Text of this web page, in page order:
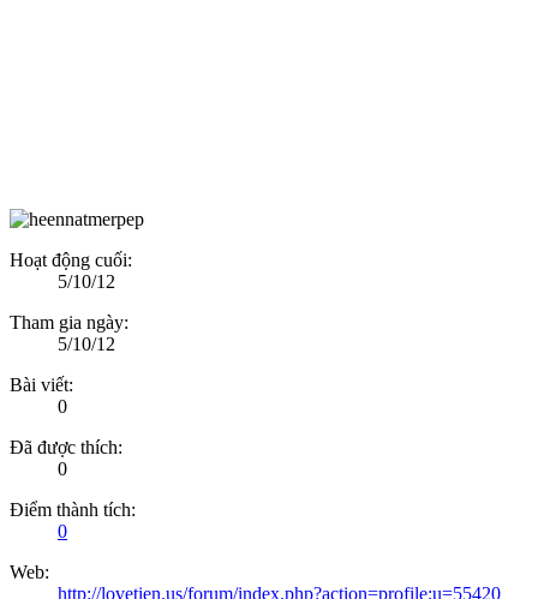
Hoạt động cuối:
5/10/12
Tham gia ngày:
5/10/12
Bài viết:
0
Đã được thích:
0
Điểm thành tích:
0
Web:
http://lovetien.us/forum/index.php?action=profile;u=55420